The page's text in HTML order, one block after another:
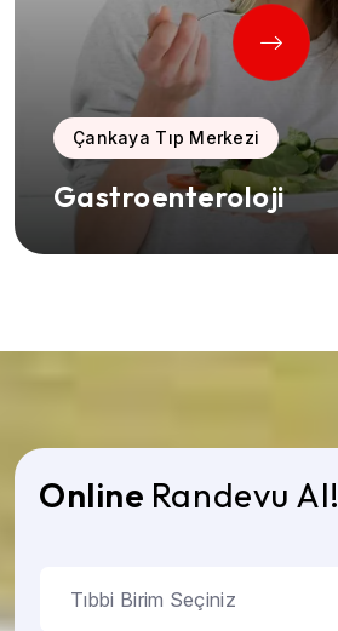
Çankaya Tıp Merkezi
Gastroenteroloji
Online Randevu Al!